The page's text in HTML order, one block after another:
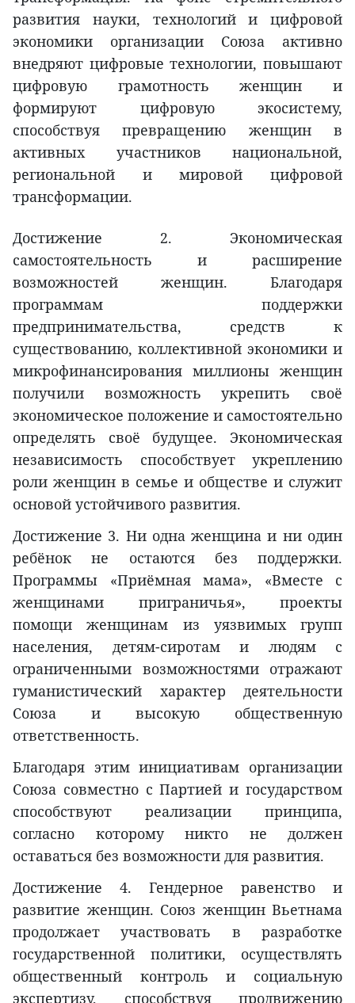
развития науки, технологий и цифровой
экономики организации Союза активно
внедряют цифровые технологии, повышают
цифровую грамотность женщин и
формируют цифровую экосистему,
способствуя превращению женщин в
активных участников национальной,
региональной и мировой цифровой
трансформации.
Достижение 2. Экономическая
самостоятельность и расширение
возможностей женщин. Благодаря
программам поддержки
предпринимательства, средств к
существованию, коллективной экономики и
микрофинансирования миллионы женщин
получили возможность укрепить своё
экономическое положение и самостоятельно
определять своё будущее. Экономическая
независимость способствует укреплению
роли женщин в семье и обществе и служит
основой устойчивого развития.
Достижение 3. Ни одна женщина и ни один
ребёнок не остаются без поддержки.
Программы «Приёмная мама», «Вместе с
женщинами приграничья», проекты
помощи женщинам из уязвимых групп
населения, детям-сиротам и людям с
ограниченными возможностями отражают
гуманистический характер деятельности
Союза и высокую общественную
ответственность.
Благодаря этим инициативам организации
Союза совместно с Партией и государством
способствуют реализации принципа,
согласно которому никто не должен
оставаться без возможности для развития.
Достижение 4. Гендерное равенство и
развитие женщин. Союз женщин Вьетнама
продолжает участвовать в разработке
государственной политики, осуществлять
общественный контроль и социальную
экспертизу, способствуя продвижению